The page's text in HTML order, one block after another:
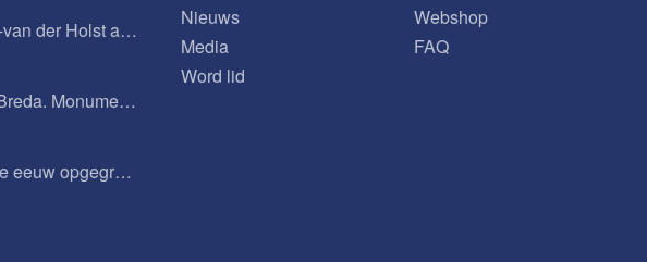
Promotie dr. Helma Rodenburg-van der Holst aan Tilburg University
Monarch bewaakt erfgoed van Breda. Monumenten, verhalen en toekomstplannen.
Middeleeuwse huizen uit de 12e eeuw opgegraven in Bavel
Nieuws
Media
Word lid
Webshop
FAQ